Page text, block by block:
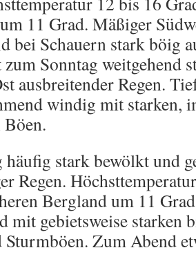
11 Grad. Mäßiger
bei Schauern stark böig
Sonntag weitgehend
ausbreitender Regen.
windig mit starken,
stark bewölkt und
Regen.
Bergland um 11
mit gebietsweise starken
Zum Abend